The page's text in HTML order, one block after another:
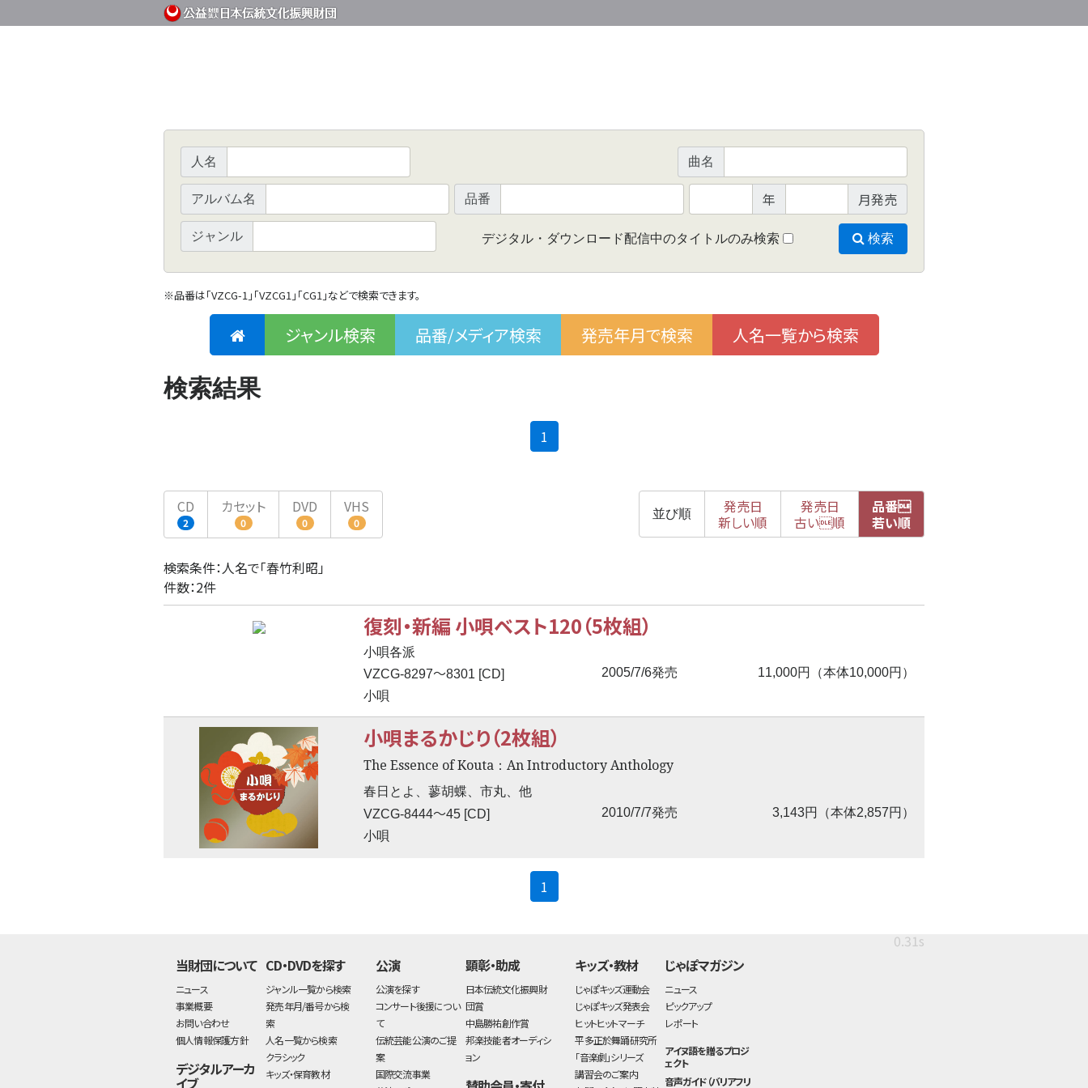
人名 曲名
アルバム名 品番 年 月発売
ジャンル デジタル・ダウンロード配信中のタイトルのみ検索 検索
※品番は「VZCG-1」「VZCG1」「CG1」などで検索できます。
ジャンル検索 品番/メディア検索 発売年月で検索 人名一覧から検索
検索結果
1
CD
2
カセット
0
DVD
0
VHS
0
並び順
発売日
新しい順
発売日
古い順
品番
若い順
検索条件：人名で「春竹利昭」
件数：2件
復刻・新編 小唄ベスト120（5枚組）
小唄各派
VZCG-8297〜8301 [CD] 2005/7/6発売
11,000円（本体10,000円）
小唄
小唄まるかじり（2枚組）
The Essence of Kouta：An Introductory Anthology
春日とよ、蓼胡蝶、市丸、他
VZCG-8444〜45 [CD] 2010/7/7発売
3,143円（本体2,857円）
小唄
1
0.31s
当財団について
ニュース
事業概要
お問い合わせ
個人情報保護方針
デジタルアーカ
イブ
CD・DVDを探す
ジャンル一覧から検索
発売年月/番号から検
索
人名一覧から検索
クラシック
キッズ・保育教材
公演
公演を探す
コンサート後援につい
て
伝統芸能公演のご提
案
国際交流事業
顕彰・助成
日本伝統文化振興財
団賞
中島勝祐創作賞
邦楽技能者オーディシ
ョン
キッズ・教材
じゃぽキッズ運動会
じゃぽキッズ発表会
ヒットヒットマーチ
平多正於舞踊研究所
「音楽劇」シリーズ
講習会のご案内
じゃぽマガジン
ニュース
ピックアップ
レポート
アイヌ語を贈るプロジ
ェクト
音声ガイド（バリアフリ